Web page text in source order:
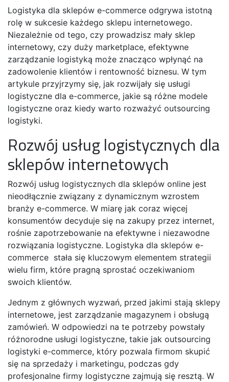
Logistyka dla sklepów e-commerce odgrywa istotną
rolę w sukcesie każdego sklepu internetowego.
Niezależnie od tego, czy prowadzisz mały sklep
internetowy, czy duży marketplace, efektywne
zarządzanie logistyką może znacząco wpłynąć na
zadowolenie klientów i rentowność biznesu. W tym
artykule przyjrzymy się, jak rozwijały się usługi
logistyczne dla e-commerce, jakie są różne modele
logistyczne oraz kiedy warto rozważyć outsourcing
logistyki.
Rozwój usług logistycznych dla
sklepów internetowych
Rozwój usług logistycznych dla sklepów online jest
nieodłącznie związany z dynamicznym wzrostem
branży e-commerce. W miarę jak coraz więcej
konsumentów decyduje się na zakupy przez internet,
rośnie zapotrzebowanie na efektywne i niezawodne
rozwiązania logistyczne. Logistyka dla sklepów e-
commerce stała się kluczowym elementem strategii
wielu firm, które pragną sprostać oczekiwaniom
swoich klientów.
Jednym z głównych wyzwań, przed jakimi stają sklepy
internetowe, jest zarządzanie magazynem i obsługą
zamówień. W odpowiedzi na te potrzeby powstały
różnorodne usługi logistyczne, takie jak outsourcing
logistyki e-commerce, który pozwala firmom skupić
się na sprzedaży i marketingu, podczas gdy
profesjonalne firmy logistyczne zajmują się resztą. W